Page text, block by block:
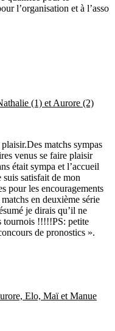
l’organisation et à l’asso
(1) et Aurore (2)
matchs sympas
venus se faire plaisir
était sympa et l’accueil
satisfait de mon
pour les encouragements
en deuxième série
je dirais qu’il ne
tournois !!!!!PS: petite
de pronostics ».
Elo, Maï et Manue